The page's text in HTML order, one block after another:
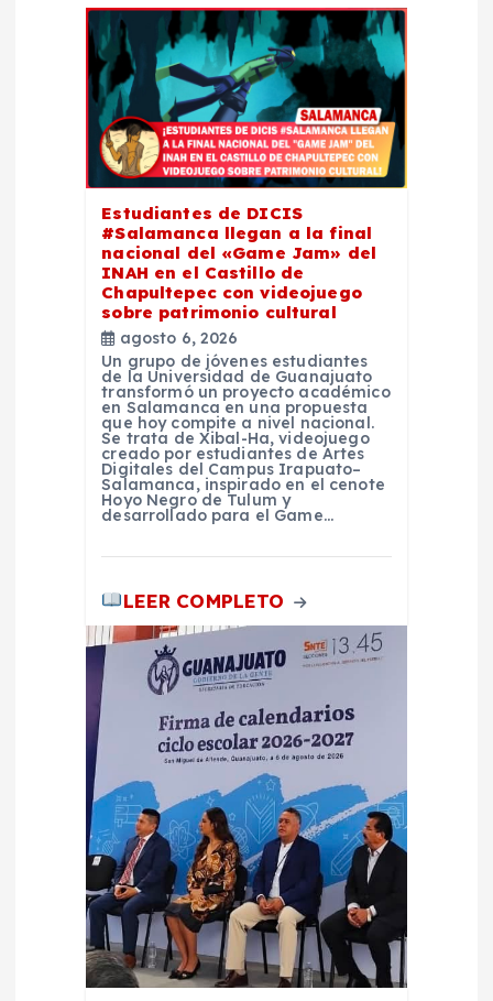
Estudiantes de DICIS
#Salamanca llegan a la final
nacional del «Game Jam» del
INAH en el Castillo de
Chapultepec con videojuego
sobre patrimonio cultural
agosto 6, 2026
Un grupo de jóvenes estudiantes
de la Universidad de Guanajuato
transformó un proyecto académico
en Salamanca en una propuesta
que hoy compite a nivel nacional.
Se trata de Xibal-Ha, videojuego
creado por estudiantes de Artes
Digitales del Campus Irapuato–
Salamanca, inspirado en el cenote
Hoyo Negro de Tulum y
desarrollado para el Game…
LEER COMPLETO